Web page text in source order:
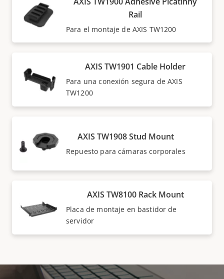
Rail
Para el montaje de AXIS TW1200
AXIS TW1901 Cable Holder
Para una conexión segura de AXIS
TW1200
AXIS TW1908 Stud Mount
Repuesto para cámaras corporales
AXIS TW8100 Rack Mount
Placa de montaje en bastidor de
servidor